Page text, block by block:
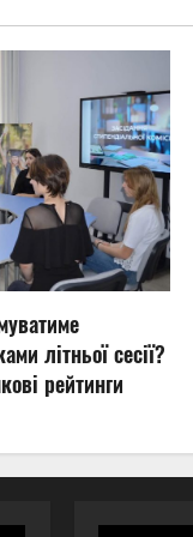
літньої сесії?
рейтинги